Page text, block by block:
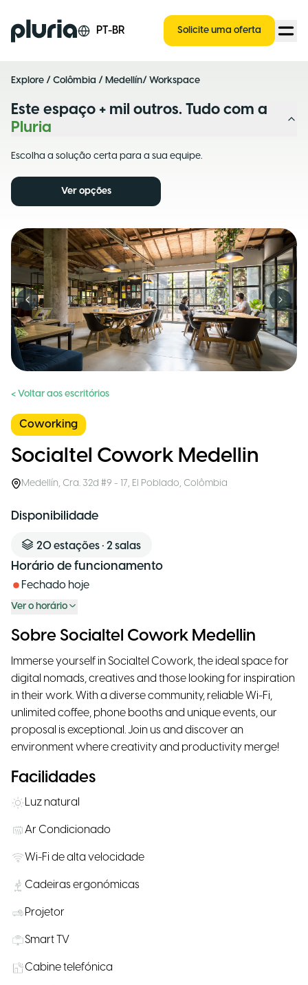
Logo Pluria PT-BR Solicite uma oferta
Explore / Colômbia / Medellín/ Workspace
Este espaço + mil outros. Tudo com a
Pluria
Escolha a solução certa para a sua equipe.
Ver opções
Previous slide Next
< Voltar aos escritórios
Coworking
Socialtel Cowork Medellin
Medellín, Cra. 32d #9 - 17, El Poblado, Colômbia
Disponibilidade
20estações • 2 salas
Horário de funcionamento
Fechado hoje
Ver o horário
Sobre Socialtel Cowork Medellin
Immerse yourself in Socialtel Cowork, the ideal space for
digital nomads, creatives and those looking for inspiration
in their work. With a diverse community, reliable Wi-Fi,
unlimited coffee, phone booths and unique events, our
proposal is exceptional. Join us and discover an
environment where creativity and productivity merge!
Facilidades
Luz natural
Ar Condicionado
Wi-Fi de alta velocidade
Cadeiras ergonómicas
Projetor
Smart TV
Cabine telefónica